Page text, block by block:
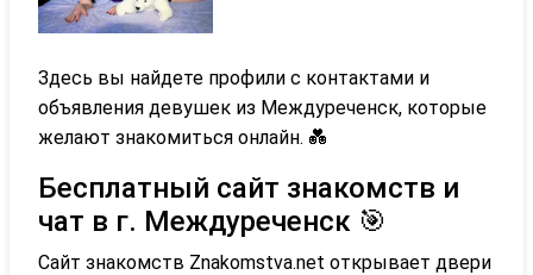
Здесь вы найдете профили с контактами и
объявления девушек из Междуреченск, которые
желают знакомиться онлайн. 💑
Бесплатный сайт знакомств и
чат в г. Междуреченск 🎯
Сайт знакомств Znakomstva.net открывает двери